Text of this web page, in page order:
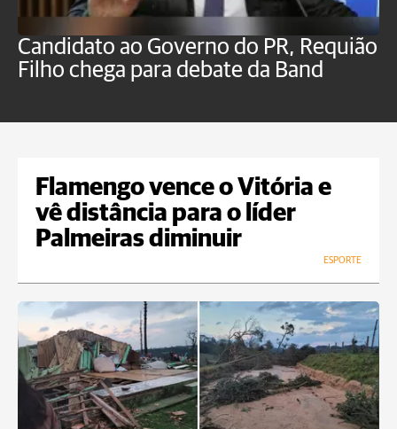
Candidato ao Governo do PR, Requião
Filho chega para debate da Band
Flamengo vence o Vitória e
vê distância para o líder
Palmeiras diminuir
ESPORTE